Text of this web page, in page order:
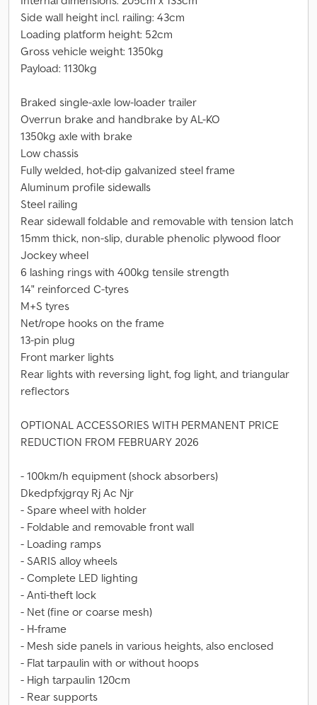
Side wall height incl. railing: 43cm
Loading platform height: 52cm
Gross vehicle weight: 1350kg
Payload: 1130kg
Braked single-axle low-loader trailer
Overrun brake and handbrake by AL-KO
1350kg axle with brake
Low chassis
Fully welded, hot-dip galvanized steel frame
Aluminum profile sidewalls
Steel railing
Rear sidewall foldable and removable with tension latch
15mm thick, non-slip, durable phenolic plywood floor
Jockey wheel
6 lashing rings with 400kg tensile strength
14" reinforced C-tyres
M+S tyres
Net/rope hooks on the frame
13-pin plug
Front marker lights
Rear lights with reversing light, fog light, and triangular
reflectors
OPTIONAL ACCESSORIES WITH PERMANENT PRICE
REDUCTION FROM FEBRUARY 2026
- 100km/h equipment (shock absorbers)
Dkedpfxjgrqy Rj Ac Njr
- Spare wheel with holder
- Foldable and removable front wall
- Loading ramps
- SARIS alloy wheels
- Complete LED lighting
- Anti-theft lock
- Net (fine or coarse mesh)
- H-frame
- Mesh side panels in various heights, also enclosed
- Flat tarpaulin with or without hoops
- High tarpaulin 120cm
- Rear supports